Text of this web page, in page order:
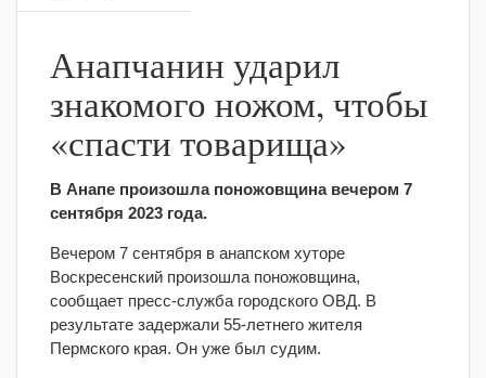
Анапчанин ударил
знакомого ножом, чтобы
«спасти товарища»
В Анапе произошла поножовщина вечером 7
сентября 2023 года.
Вечером 7 сентября в анапском хуторе
Воскресенский произошла поножовщина,
сообщает пресс-служба городского ОВД. В
результате задержали 55-летнего жителя
Пермского края. Он уже был судим.